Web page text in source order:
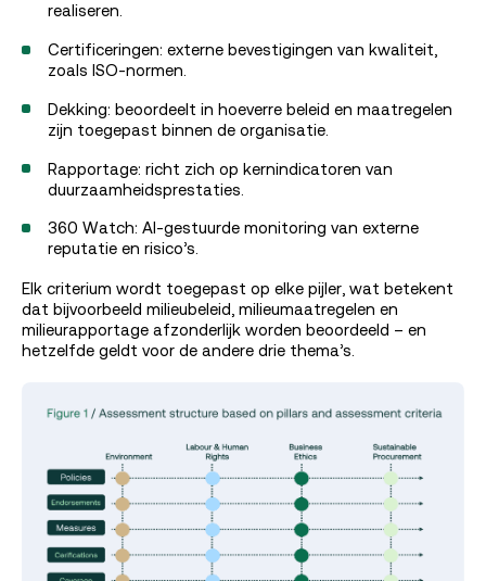
realiseren.
Certificeringen: externe bevestigingen van kwaliteit,
zoals ISO-normen.
Dekking: beoordeelt in hoeverre beleid en maatregelen
zijn toegepast binnen de organisatie.
Rapportage: richt zich op kernindicatoren van
duurzaamheidsprestaties.
360 Watch: AI-gestuurde monitoring van externe
reputatie en risico’s.
Elk criterium wordt toegepast op elke pijler, wat betekent
dat bijvoorbeeld milieubeleid, milieumaatregelen en
milieurapportage afzonderlijk worden beoordeeld – en
hetzelfde geldt voor de andere drie thema’s.